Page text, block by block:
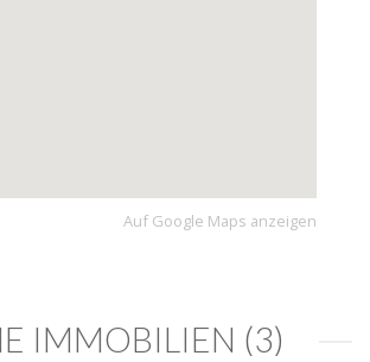
Auf Google Maps anzeigen
IMMOBILIEN (3)